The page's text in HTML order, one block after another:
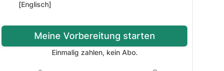
[Englisch]
Meine Vorbereitung starten
Einmalig zahlen, kein Abo.